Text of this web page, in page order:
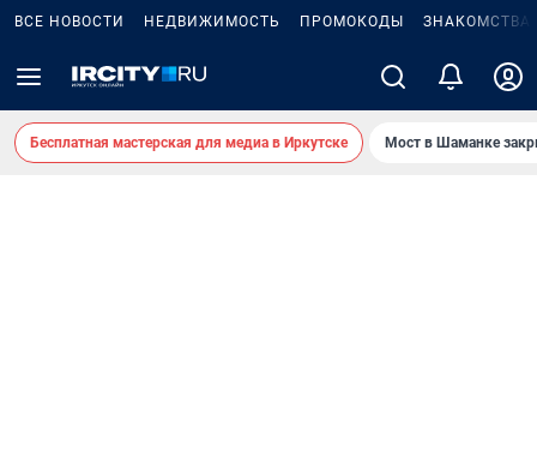
ВСЕ НОВОСТИ НЕДВИЖИМОСТЬ ПРОМОКОДЫ ЗНАКОМСТВА
Бесплатная мастерская для медиа в Иркутске Мост в Шаманке